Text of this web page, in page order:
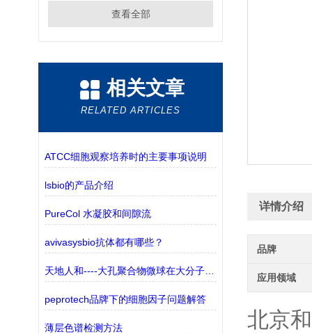
查看全部
相关文章
RELATED ARTICLES
ATCC细胞观察培养时的主要事项说明
lsbio的产品介绍
PureCol 水凝胶和间隙流
avivasysbio抗体都有哪些？
天地人和----大孔聚合物微球在大分子纯化中的应用
peprotech品牌下的细胞因子问题解答
薄层色谱检测方法
详情介绍
品牌
应用领域
北京